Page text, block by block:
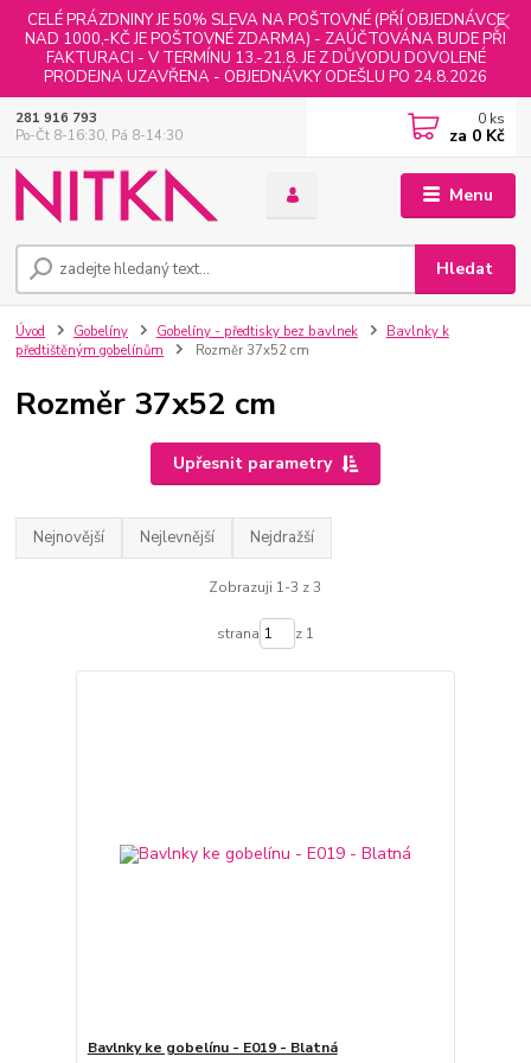
CELÉ PRÁZDNINY JE 50% SLEVA NA POŠTOVNÉ (PŘÍ OBJEDNÁVCE
NAD 1000,-KČ JE POŠTOVNÉ ZDARMA) - ZAÚČTOVÁNA BUDE PŘI
FAKTURACI - V TERMÍNU 13.-21.8. JE Z DŮVODU DOVOLENÉ
PRODEJNA UZAVŘENA - OBJEDNÁVKY ODEŠLU PO 24.8.2026
Menu
Hledat
281 916 793
Po-Čt 8-16:30, Pá 8-14:30
0 ks
za 0 Kč
Úvod Gobelíny Gobelíny - předtisky bez bavlnek
Bavlnky k
předtištěným gobelínům
Rozměr 37x52 cm
Rozměr 37x52 cm
Upřesnit parametry
Nejnovější Nejlevnější Nejdražší
Zobrazuji 1-3 z 3
strana z 1
Bavlnky ke gobelínu - E019 - Blatná